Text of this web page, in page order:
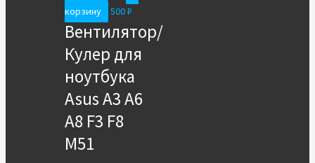
корзину
500₽
Вентилятор/
Кулер для
ноутбука
Asus A3 A6
A8 F3 F8
M51